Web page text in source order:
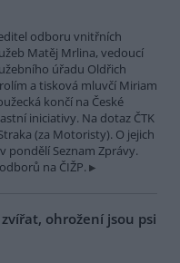
odboru vnitřních
Matěj Mrlina, vedoucí
úřadu Oldřich
a tisková mluvčí Miriam
končí na České
iniciativy. Na dotaz ČTK
(za Motoristy). O jejich
v pondělí Seznam Zprávy.
na ČIŽP.
ohrožení jsou psi